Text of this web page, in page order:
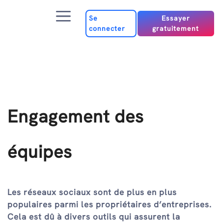
Menu
Se
connecter
Essayer
gratuitement
Engagement des
équipes
Les réseaux sociaux sont de plus en plus
populaires parmi les propriétaires d’entreprises.
Cela est dû à divers outils qui assurent la